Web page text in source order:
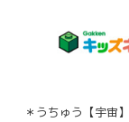
＊うちゅう【宇宙】